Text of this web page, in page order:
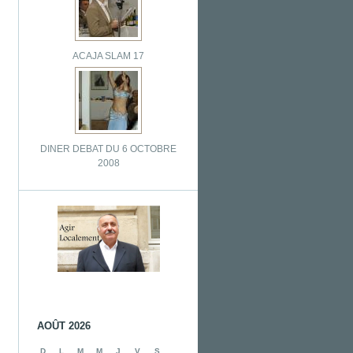
ACAJA SLAM 17
DINER DEBAT DU 6 OCTOBRE
2008
AOÛT 2026
D L M M J V S